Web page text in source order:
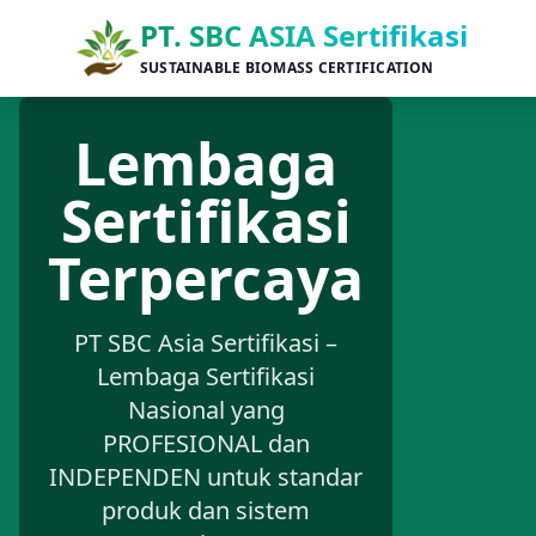
PT. SBC ASIA Sertifikasi
SUSTAINABLE BIOMASS CERTIFICATION
Lembaga
Sertifikasi
Terpercaya
PT SBC Asia Sertifikasi –
Lembaga Sertifikasi
Nasional yang
PROFESIONAL dan
INDEPENDEN untuk standar
produk dan sistem